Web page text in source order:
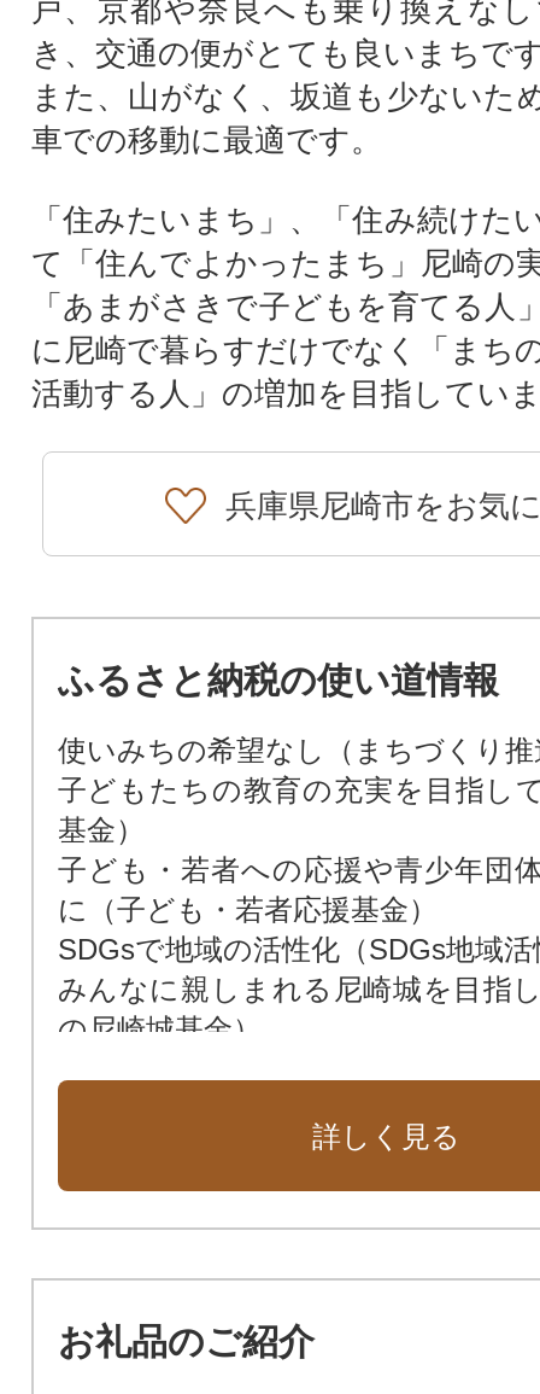
戸、京都や奈良へも乗り換えな
き、交通の便がとても良いまちで
また、山がなく、坂道も少ないた
車での移動に最適です。
「住みたいまち」、「住み続けた
て「住んでよかったまち」尼崎の
「あまがさきで子どもを育てる人
に尼崎で暮らすだけでなく「まち
活動する人」の増加を目指してい
兵庫県尼崎市をお気
ふるさと納税の使い道情報
使いみちの希望なし（まちづくり推
子どもたちの教育の充実を目指し
基金）
子ども・若者への応援や青少年団
に（子ども・若者応援基金）
SDGsで地域の活性化（SDGs地域
みんなに親しまれる尼崎城を目指
の尼崎城基金）
市民福祉の向上のために（市民福祉
動物愛護のために（動物愛護基金）
新しい本庁舎を建設（新本庁舎建設
基金）
詳しく見る
お礼品のご紹介